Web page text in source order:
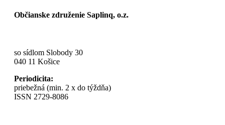
Občianske združenie Saplinq, o.z.
so sídlom Slobody 30
040 11 Košice
Periodicita:
priebežná (min. 2 x do týždňa)
ISSN 2729-8086